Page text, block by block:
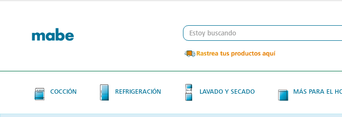
COCCIÓN REFRIGERACIÓN LAVADO Y SECADO MÁS PARA EL